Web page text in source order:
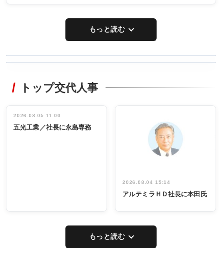
もっと読む
非鉄業界で
インタビュ
ー／社内ア
タックトレー
祝う 業界関
係者ら220人
出席
トップ交代人事
2026.08.05 11:00
五光工業／社長に永島専務
2026.08.04 15:14
アルテミラＨＤ社長に本田氏
もっと読む